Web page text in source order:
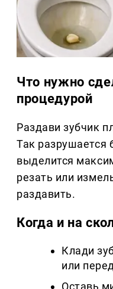
Что нужно
процедурой
Раздави зубчик
Так разрушается
выделится
резать или
раздавить.
Когда и на
Клади
или
Оставь